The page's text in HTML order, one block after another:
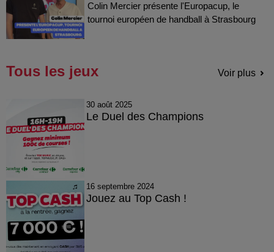
Colin Mercier présente l'Europacup, le
tournoi européen de handball à Strasbourg
Tous les jeux Voir plus
30 août 2025
Le Duel des Champions
16 septembre 2024
Jouez au Top Cash !